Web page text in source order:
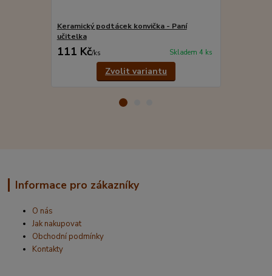
Keramický podtácek konvička - Paní
učitelka
111 Kč/ks Skladem 4 ks
Zvolit variantu
Informace pro zákazníky
O nás
Jak nakupovat
Obchodní podmínky
Kontakty